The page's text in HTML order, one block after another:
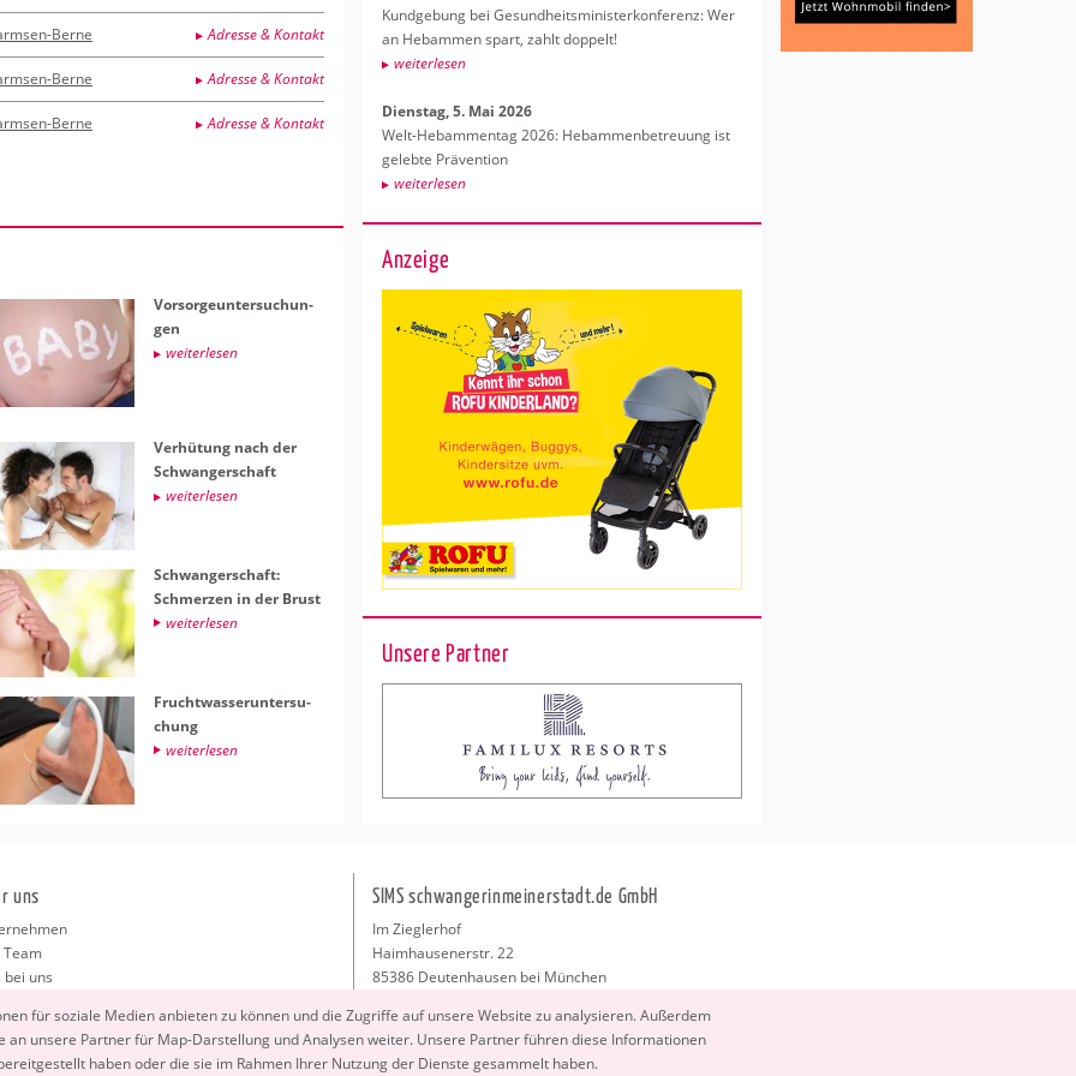
Berne Adresse & Kontakt
Berne Adresse & Kontakt
Berne Adresse & Kontakt
Vor­sor­ge­un­ter­su­chun­
gen
wei­ter­le­sen
Ver­hü­tung nach der
Schwan­ger­schaft
wei­ter­le­sen
Schwan­ger­schaft:
Schmer­zen in der Brust
wei­ter­le­sen
Frucht­was­ser­un­ter­su­
chung
wei­ter­le­sen
Kund­ge­bung bei Ge­sund­heits­mi­nis­ter­kon­fe­renz: Wer
an Heb­am­men spart, zahlt dop­pelt!
wei­ter­le­sen
Diens­tag, 5. Mai 2026
Welt-Heb­am­men­tag 2026: Heb­am­men­be­treu­ung ist
ge­leb­te Prä­ven­ti­on
wei­ter­le­sen
Anzeige
Unsere Partner
für so­zia­le Me­di­en an­bie­ten zu kön­nen und die Zu­grif­fe auf un­se­re Web­site zu ana­ly­sie­ren. Au­ßer­dem
un­se­re Part­ner für Map-Dar­stel­lung und Ana­ly­sen wei­ter. Un­se­re Part­ner füh­ren diese In­for­ma­tio­nen
haben oder die sie im Rah­men Ihrer Nut­zung der Diens­te ge­sam­melt haben.
uns
Team
bei uns
SIMS schwangerinmeinerstadt.de GmbH
Im Zieglerhof
Haimhausenerstr. 22
85386 Deutenhausen bei München